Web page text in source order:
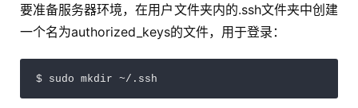
要准备服务器环境，在用户文件夹内的.ssh文件夹中创建
一个名为authorized_keys的文件，用于登录：
$ sudo mkdir ~/.ssh